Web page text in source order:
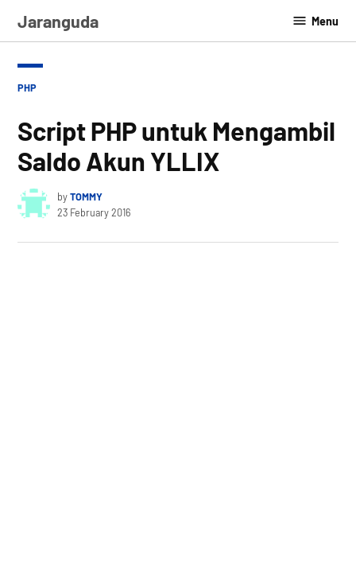
Jaranguda Menu
POSTED
PHP
Script PHP untuk Mengambil
Saldo Akun YLLIX
byTOMMY
23 February 2016